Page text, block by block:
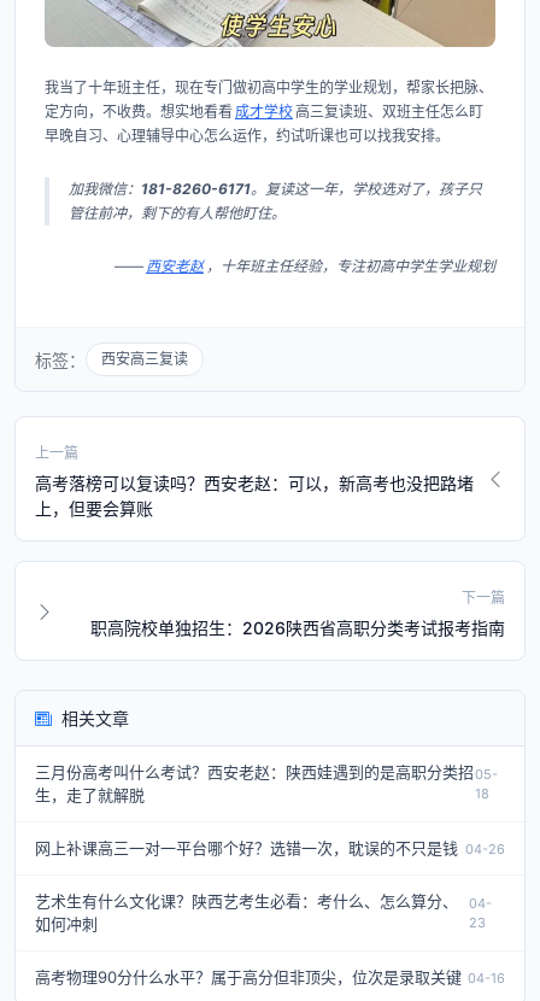
我当了十年班主任，现在专门做初高中学生的学业规划，帮家长把脉、
定方向，不收费。想实地看看成才学校高三复读班、双班主任怎么盯
早晚自习、心理辅导中心怎么运作，约试听课也可以找我安排。
加我微信： 181-8260-6171。复读这一年，学校选对了，孩子只
管往前冲，剩下的有人帮他盯住。
—— 西安老赵 ，十年班主任经验，专注初高中学生学业规划
标签： 西安高三复读
上一篇
高考落榜可以复读吗？西安老赵：可以，新高考也没把路堵
上，但要会算账
下一篇
职高院校单独招生：2026陕西省高职分类考试报考指南
相关文章
三月份高考叫什么考试？西安老赵：陕西娃遇到的是高职分类招
生，走了就解脱
05-
18
网上补课高三一对一平台哪个好？选错一次，耽误的不只是钱 04-26
艺术生有什么文化课？陕西艺考生必看：考什么、怎么算分、
如何冲刺
04-
23
高考物理90分什么水平？属于高分但非顶尖，位次是录取关键 04-16